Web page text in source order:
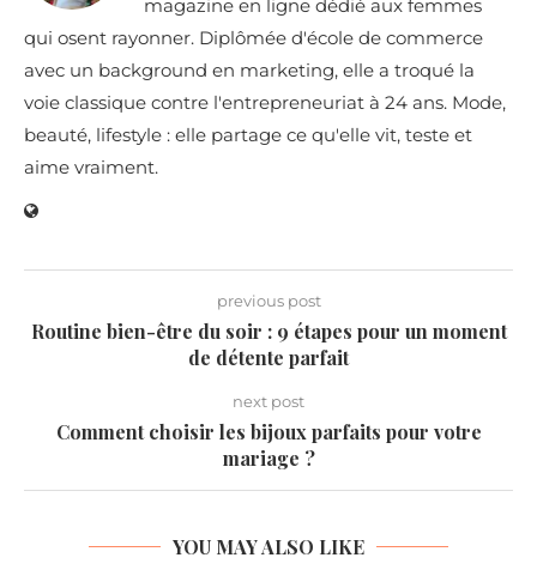
magazine en ligne dédié aux femmes
qui osent rayonner. Diplômée d'école de commerce
avec un background en marketing, elle a troqué la
voie classique contre l'entrepreneuriat à 24 ans. Mode,
beauté, lifestyle : elle partage ce qu'elle vit, teste et
aime vraiment.
previous post
Routine bien-être du soir : 9 étapes pour un moment
de détente parfait
next post
Comment choisir les bijoux parfaits pour votre
mariage ?
YOU MAY ALSO LIKE